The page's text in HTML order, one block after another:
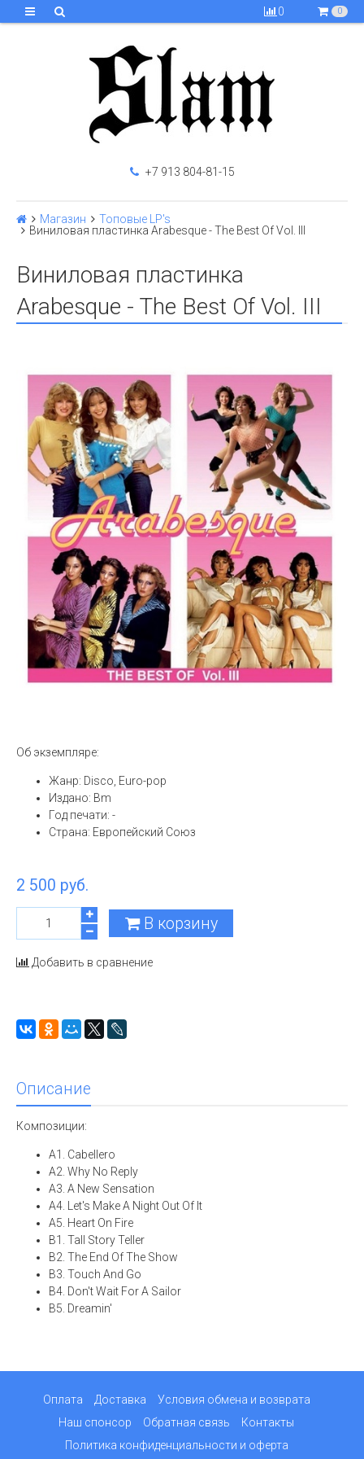
0 0
+7 913 804-81-15
Магазин
Топовые LP's
Виниловая пластинка Arabesque - The Best Of Vol. III
Виниловая пластинка
Arabesque - The Best Of Vol. III
Об экземпляре:
Жанр: Disco, Euro-pop
Издано: Bm
Год печати: -
Страна: Европейский Союз
2 500 руб.
В корзину
Добавить в сравнение
Описание
Композиции:
A1. Cabellero
A2. Why No Reply
A3. A New Sensation
A4. Let's Make A Night Out Of It
A5. Heart On Fire
B1. Tall Story Teller
B2. The End Of The Show
B3. Touch And Go
B4. Don't Wait For A Sailor
B5. Dreamin'
Оплата Доставка
Условия обмена и возврата
Наш спонсор
Обратная связь
Контакты
Политика конфиденциальности и оферта